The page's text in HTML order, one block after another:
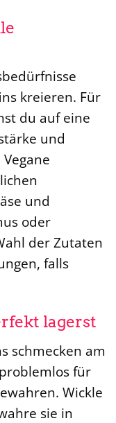
kreieren. Für
du auf eine
und
und
oder
der Zutaten
falls
lagerst
schmecken am
für
Wickle
sie in